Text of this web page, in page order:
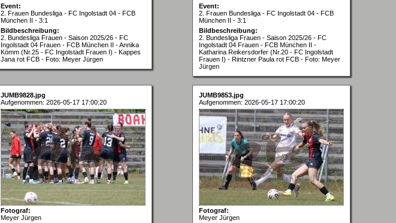
Event:
2. Frauen Bundesliga - FC Ingolstadt 04 - FCB
München II - 3:1
Bildbeschreibung:
2. Bundesliga Frauen - Saison 2025/26 - FC
Ingolstadt 04 Frauen - FCB München II - Annika
Kömm (Nr.25 - FC Ingolstadt Frauen I) - Kappes
Jana rot FCB - Foto: Meyer Jürgen
Event:
2. Frauen Bundesliga - FC Ingolstadt 04 - FCB
München II - 3:1
Bildbeschreibung:
2. Bundesliga Frauen - Saison 2025/26 - FC
Ingolstadt 04 Frauen - FCB München II -
Katharina Reikersdorfer (Nr.20 - FC Ingolstadt
Frauen I) - Rintzner Paula rot FCB - Foto: Meyer
Jürgen
JUMB9828.jpg
Aufgenommen: 2026-05-17 17:00:20
Fotograf:
Meyer Jürgen
JUMB9853.jpg
Aufgenommen: 2026-05-17 17:00:20
Fotograf:
Meyer Jürgen